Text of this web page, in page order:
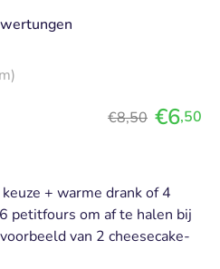
€8,50 €6,50
+ warme drank of 4
petitfours om af te halen bij
van 2 cheesecake-